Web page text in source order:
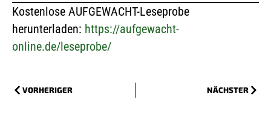
Kostenlose AUFGEWACHT-Leseprobe
herunterladen: https://aufgewacht-
online.de/leseprobe/
VORHERIGER NÄCHSTER